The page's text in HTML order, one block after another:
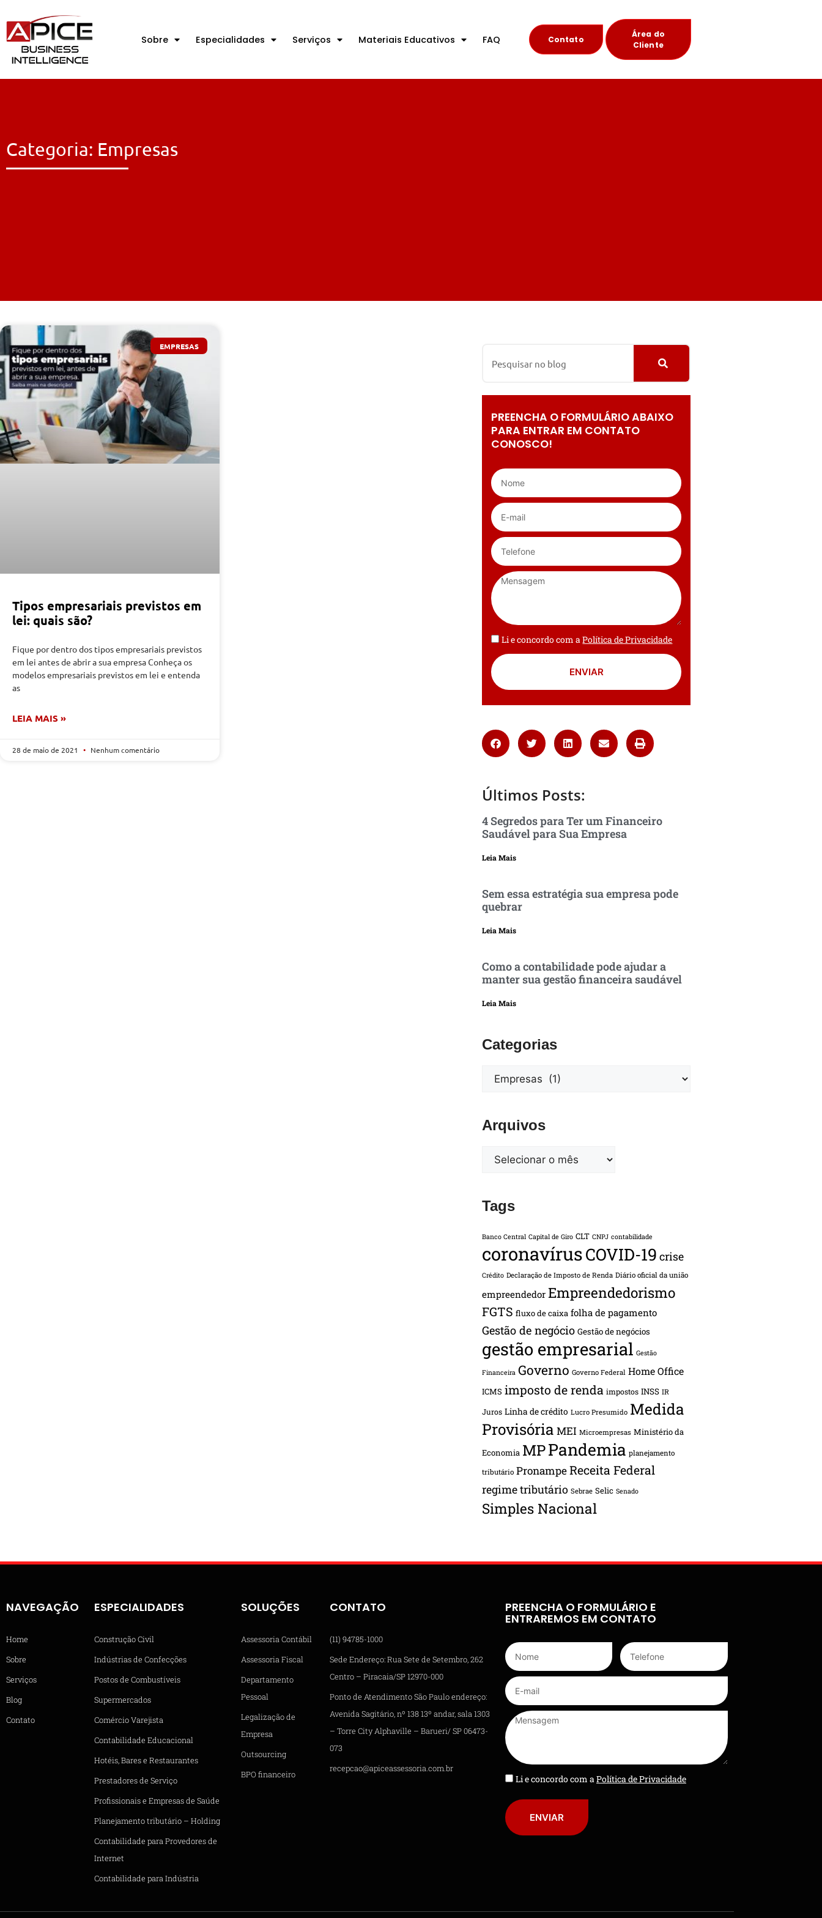
Sobre Especialidades Serviços Materiais Educativos FAQ Contato
Área do
Cliente
Categoria: Empresas
EMPRESAS
Tipos empresariais previstos em
lei: quais são?
Fique por dentro dos tipos empresariais previstos
em lei antes de abrir a sua empresa Conheça os
modelos empresariais previstos em lei e entenda
as
LEIA MAIS »
28 de maio de 2021 Nenhum comentário
PREENCHA O FORMULÁRIO ABAIXO
PARA ENTRAR EM CONTATO
CONOSCO!
Li e concordo com aPolítica de Privacidade
ENVIAR
Últimos Posts:
4 Segredos para Ter um Financeiro
Saudável para Sua Empresa
Leia Mais
Sem essa estratégia sua empresa pode
quebrar
Leia Mais
Como a contabilidade pode ajudar a
manter sua gestão financeira saudável
Leia Mais
Categorias
Arquivos
Tags
Banco Central Capital de Giro CLT CNPJ contabilidade
coronavírusCOVID-19 crise
Crédito Declaração de Imposto de Renda Diário oficial da união
empreendedor Empreendedorismo
FGTS fluxo de caixa folha de pagamento
Gestão de negócio Gestão de negócios
gestão empresarial Gestão
Financeira Governo Governo Federal Home Office
ICMS imposto de renda impostos INSS IR
Juros Linha de crédito Lucro Presumido Medida
Provisória MEI Microempresas Ministério da
Economia MPPandemia planejamento
tributário PronampeReceita Federal
regime tributário Sebrae Selic Senado
Simples Nacional
NAVEGAÇÃO
Home
Sobre
Serviços
Blog
Contato
ESPECIALIDADES
Construção Civil
Indústrias de Confecções
Postos de Combustíveis
Supermercados
Comércio Varejista
Contabilidade Educacional
Hotéis, Bares e Restaurantes
Prestadores de Serviço
Profissionais e Empresas de Saúde
Planejamento tributário – Holding
Contabilidade para Provedores de
Internet
Contabilidade para Indústria
SOLUÇÕES
Assessoria Contábil
Assessoria Fiscal
Departamento
Pessoal
Legalização de
Empresa
Outsourcing
BPO financeiro
CONTATO
(11) 94785-1000
Sede Endereço: Rua Sete de Setembro, 262
Centro – Piracaia/SP 12970-000
Ponto de Atendimento São Paulo endereço:
Avenida Sagitário, nº 138 13º andar, sala 1303
– Torre City Alphaville – Barueri/ SP 06473-
073
recepcao@apiceassessoria.com.br
PREENCHA O FORMULÁRIO E
ENTRAREMOS EM CONTATO
Li e concordo com aPolítica de Privacidade
ENVIAR